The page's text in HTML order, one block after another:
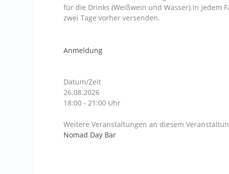
für die Drinks (Weißwein und Wasser).In jedem
zwei Tage vorher versenden.
Anmeldung
Datum/Zeit
26.08.2026
18:00 - 21:00 Uhr
Weitere Veranstaltungen an diesem
Nomad Day Bar